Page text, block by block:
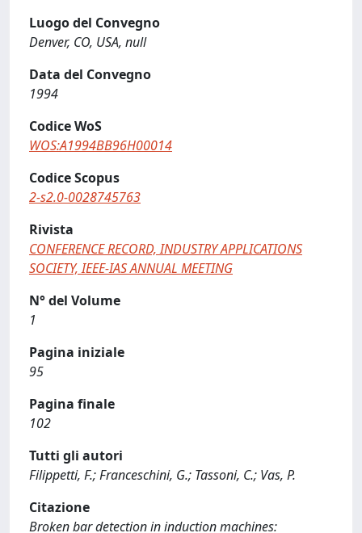
Luogo del Convegno
Denver, CO, USA, null
Data del Convegno
1994
Codice WoS
WOS:A1994BB96H00014
Codice Scopus
2-s2.0-0028745763
Rivista
CONFERENCE RECORD, INDUSTRY APPLICATIONS
SOCIETY, IEEE-IAS ANNUAL MEETING
N° del Volume
1
Pagina iniziale
95
Pagina finale
102
Tutti gli autori
Filippetti, F.; Franceschini, G.; Tassoni, C.; Vas, P.
Citazione
Broken bar detection in induction machines: